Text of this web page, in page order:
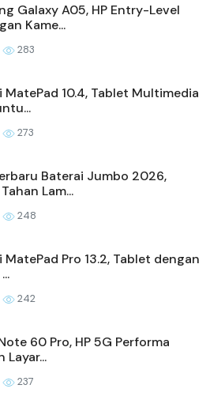
Galaxy A05, HP Entry-Level
Kame...
283
MatePad 10.4, Tablet Multimedia
273
Baterai Jumbo 2026,
Lam...
248
MatePad Pro 13.2, Tablet dengan
242
60 Pro, HP 5G Performa
Layar...
237